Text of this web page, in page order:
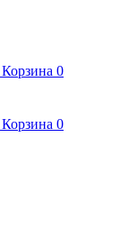
Корзина 0
Корзина 0